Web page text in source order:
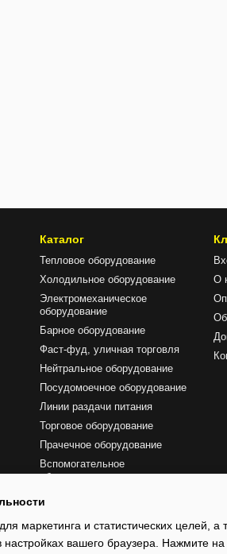
Каталог
Тепловое оборудование
Холодильное оборудование
Электромеханическое
оборудование
Барное оборудование
Фаст-фуд, уличная торговля
Нейтральное оборудование
Посудомоечное оборудование
Линии раздачи питания
Торговое оборудование
Прачечное оборудование
Вспомогательное
оборудование и аксесуары
комплектующие
Посуда
О
маркетинга и статистических целей,
вашего браузера. Нажмите на